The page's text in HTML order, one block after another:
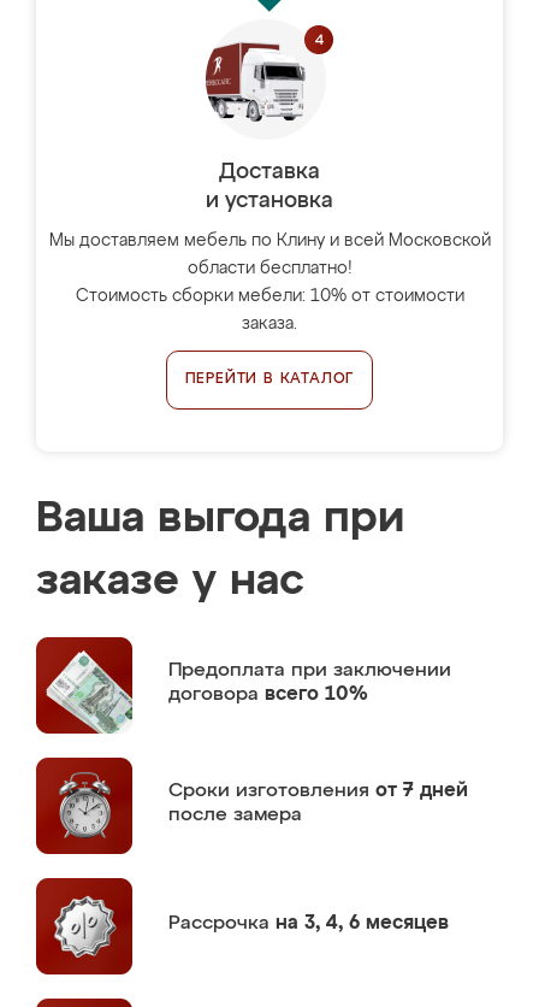
Доставка
и установка
Мы доставляем мебель по Клину и всей Московской
области бесплатно!
Стоимость сборки мебели: 10% от стоимости
заказа.
ПЕРЕЙТИ В КАТАЛОГ
Ваша выгода при
заказе у нас
Предоплата при заключении
договора всего 10%
Сроки изготовления от 7 дней
после замера
Рассрочка на 3, 4, 6 месяцев